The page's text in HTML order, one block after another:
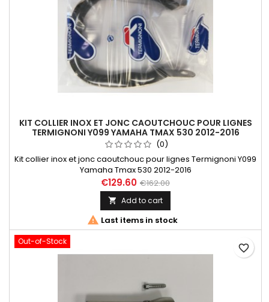
KIT COLLIER INOX ET JONC CAOUTCHOUC POUR LIGNES
TERMIGNONI Y099 YAMAHA TMAX 530 2012-2016
(0)
Kit collier inox et jonc caoutchouc pour lignes Termignoni Y099
Yamaha Tmax 530 2012-2016
€129.60 €162.00
 Add to cart
 Last items in stock
Out-of-Stock
favorite_border